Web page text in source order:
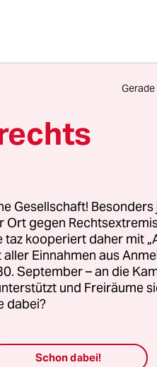
Gesellschaft! Besonders
Ort gegen
kooperiert daher mit
Einnahmen aus
September – an die
und Freiräume
dabei?
Schon dabei!